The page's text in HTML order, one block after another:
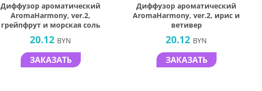
Диффузор ароматический
AromaHarmony, ver.2,
грейпфрут и морская соль
20.12 BYN
ЗАКАЗАТЬ
Диффузор ароматический
AromaHarmony, ver.2, ирис и
ветивер
20.12 BYN
ЗАКАЗАТЬ